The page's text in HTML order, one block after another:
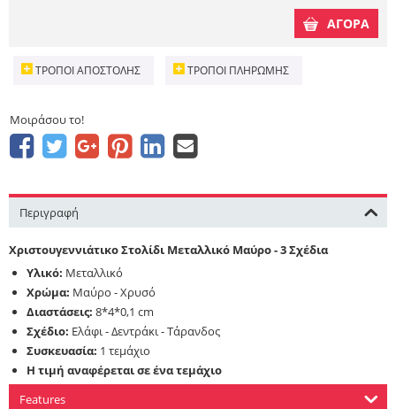
ΑΓΟΡΑ
ΤΡΌΠΟΙ ΑΠΟΣΤΟΛΉΣ ΤΡΌΠΟΙ ΠΛΗΡΩΜΉΣ
Μοιράσου το!
Περιγραφή
Χριστουγεννιάτικο Στολίδι Μεταλλικό Μαύρο - 3 Σχέδια
Υλικό: Μεταλλικό
Χρώμα: Μαύρο - Χρυσό
Διαστάσεις: 8*4*0,1 cm
Σχέδιο: Ελάφι - Δεντράκι - Τάρανδος
Συσκευασία: 1 τεμάχιο
Η τιμή αναφέρεται σε ένα τεμάχιο
Features